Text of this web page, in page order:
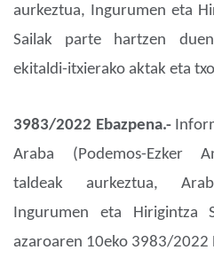
aurkeztua, Ingurumen eta
Sailak parte hartzen
ekitaldi-itxierako aktak eta
3983/2022 Ebazpena.-
Araba (Podemos-Ezker
taldeak aurkeztua,
Ingurumen eta Hirigintza
azaroaren 10eko 3983/2022